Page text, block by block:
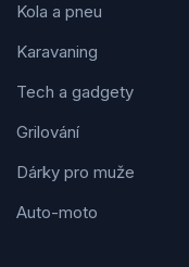
Kola a pneu
Karavaning
Tech a gadgety
Grilování
Dárky pro muže
Auto-moto